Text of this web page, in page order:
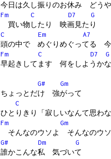
今日は久し振りのお休み どうや
Fm
C D7
G
買い物したり 映画見たり
C
Em A7
頭の中で めぐりめぐってる 今
Fm
C D7
G
早起きしてます 何をしようかな
G#
Gm
ちょっとだけ 強がって
C
ひとりきり「寂しいなんて思わな
Fm
Gm
そんなのウソよ そんなのウソ
G#
Dm
G
誰かこんな私 気づいて